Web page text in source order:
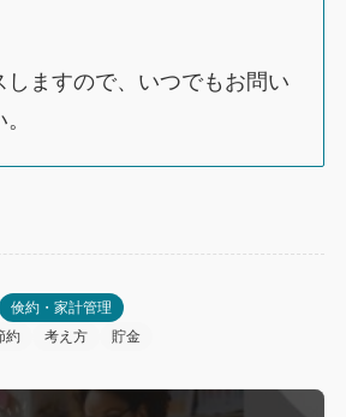
しますので、いつでもお問い
倹約・家計管理
約 考え方 貯金